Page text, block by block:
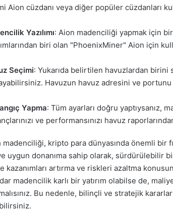
Aion cüzdanı veya diğer popüler cüzdanları
Yazılımı: Aion madenciliği yapmak için
biri olan "PhoenixMiner" Aion için
Seçimi: Yukarıda belirtilen havuzlardan
Havuzun havuz adresini ve portunu
Yapma: Tüm ayarları doğru yaptıysanız,
ve performansınızı havuz
kripto para dünyasında önemli bir
uygun donanıma sahip olarak, sürdürülebilir
kazanımları artırma ve riskleri azaltma
madencilik karlı bir yatırım olabilse de,
Bu nedenle, bilinçli ve stratejik